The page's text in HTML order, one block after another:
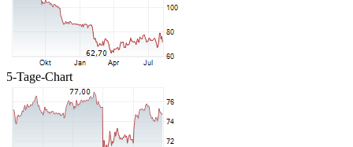
5-Tage-Chart